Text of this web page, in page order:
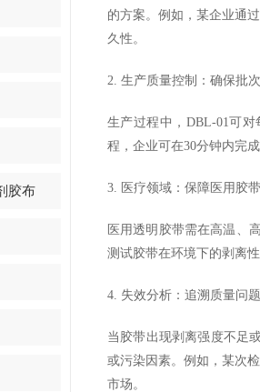
胶布
的方案。例如，某企业通
久性。
2. 生产质量控制：确保批
生产过程中，DBL-01可
程，企业可在30分钟内完
3. 医疗领域：保障医用胶
医用透明胶带需在高温、
测试胶带在环境下的剥离
4. 失效分析：追溯质量问
当胶带出现剥离强度不足
或污染因素。例如，某次
市场。